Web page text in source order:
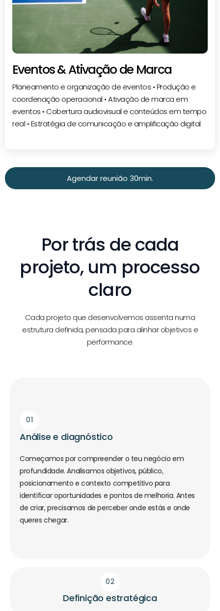
Eventos & Ativação de Marca
Planeamento e organização de eventos • Produção e
coordenação operacional • Ativação de marca em
eventos • Cobertura audiovisual e conteúdos em tempo
real • Estratégia de comunicação e amplificação digital
Agendar reunião 30min.
Por trás de cada
projeto, um processo
claro
Cada projeto que desenvolvemos assenta numa
estrutura definida, pensada para alinhar objetivos e
performance.
01
Análise e diagnóstico
Começamos por compreender o teu negócio em
profundidade. Analisamos objetivos, público,
posicionamento e contexto competitivo para
identificar oportunidades e pontos de melhoria. Antes
de criar, precisamos de perceber onde estás e onde
queres chegar.
02
Definição estratégica